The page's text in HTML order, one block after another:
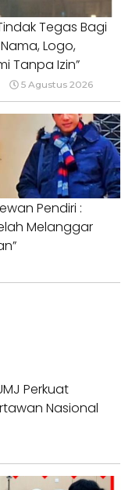
Tegas Bagi
Logo,
Tanpa Izin”
5 Agustus 2026
Pendiri :
Melanggar
Perkuat
Nasional